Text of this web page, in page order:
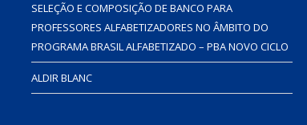
SELEÇÃO E COMPOSIÇÃO DE BANCO PARA
PROFESSORES ALFABETIZADORES NO ÂMBITO DO
PROGRAMA BRASIL ALFABETIZADO – PBA NOVO CICLO
ALDIR BLANC